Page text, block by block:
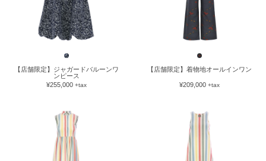
【店舗限定】ジャガードバルーンワ
ンピース
¥255,000 +tax
【店舗限定】着物地オールインワン
¥209,000 +tax